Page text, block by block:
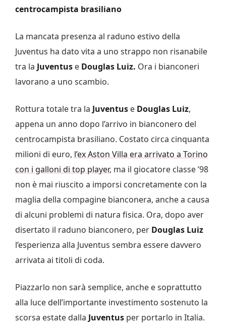
centrocampista brasiliano
La mancata presenza al raduno estivo della
Juventus ha dato vita a uno strappo non risanabile
tra la Juventus e Douglas Luiz. Ora i bianconeri
lavorano a uno scambio.
Rottura totale tra la Juventus e Douglas Luiz,
appena un anno dopo l’arrivo in bianconero del
centrocampista brasiliano. Costato circa cinquanta
milioni di euro, l’ex Aston Villa era arrivato a Torino
con i galloni di top player, ma il giocatore classe ’98
non è mai riuscito a imporsi concretamente con la
maglia della compagine bianconera, anche a causa
di alcuni problemi di natura fisica. Ora, dopo aver
disertato il raduno bianconero, per Douglas Luiz
l’esperienza alla Juventus sembra essere davvero
arrivata ai titoli di coda.
Piazzarlo non sarà semplice, anche e soprattutto
alla luce dell’importante investimento sostenuto la
scorsa estate dalla Juventus per portarlo in Italia.